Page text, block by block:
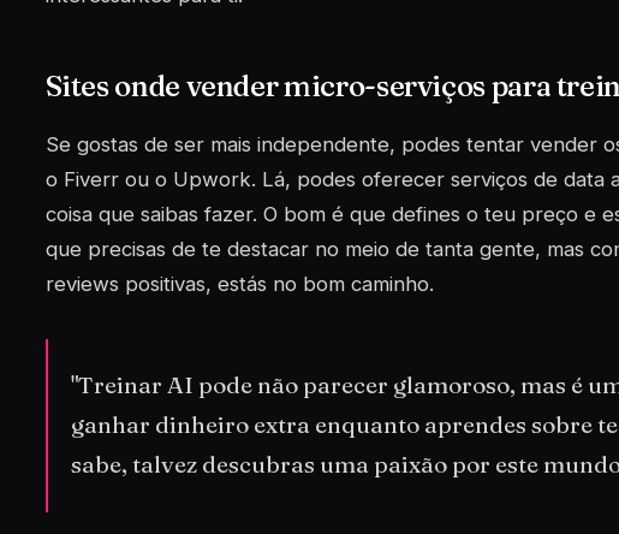
Sites onde vender micro-serviços para
Se gostas de ser mais independente, podes tentar vender
o Fiverr ou o Upwork. Lá, podes oferecer serviços de data
coisa que saibas fazer. O bom é que defines o teu preço e
que precisas de te destacar no meio de tanta gente, mas
reviews positivas, estás no bom caminho.
"Treinar AI pode não parecer glamoroso, mas é
ganhar dinheiro extra enquanto aprendes sobre
sabe, talvez descubras uma paixão por este